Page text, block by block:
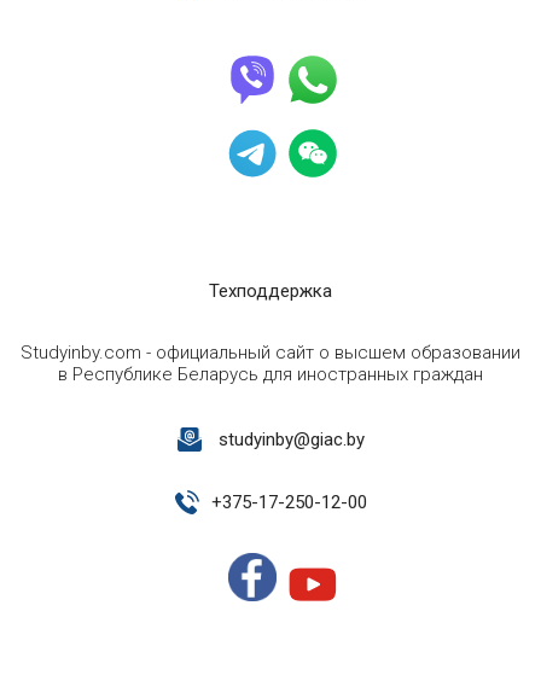
Техподдержка
Studyinby.com - официальный сайт о высшем образовании
в Республике Беларусь для иностранных граждан
studyinby@giac.by
+375-17-250-12-00